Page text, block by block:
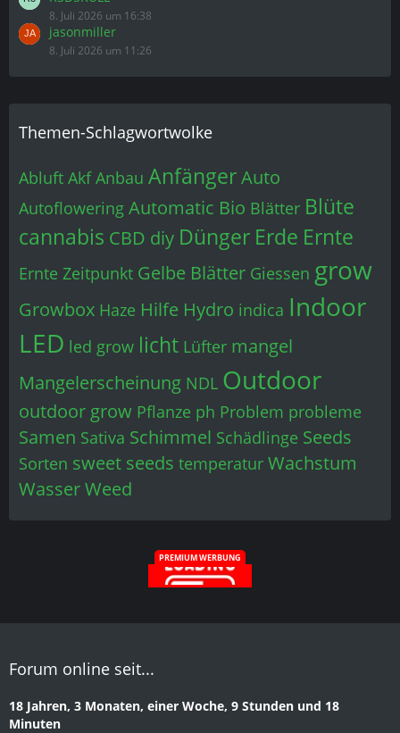
8. Juli 2026 um 16:38
jasonmiller
8. Juli 2026 um 11:26
Themen-Schlagwortwolke
Abluft Akf Anbau AnfängerAuto
Autoflowering Automatic Bio Blätter Blüte
cannabis CBD diy Dünger Erde Ernte
Ernte Zeitpunkt Gelbe Blätter Giessen grow
Growbox Haze Hilfe Hydro indica Indoor
LED led grow licht Lüfter mangel
Mangelerscheinung NDL Outdoor
outdoor grow Pflanze ph Problem probleme
Samen Sativa Schimmel Schädlinge Seeds
Sorten sweet seeds temperatur Wachstum
WasserWeed
PREMIUM WERBUNG
Forum online seit...
18 Jahren, 3 Monaten, einer Woche, 9 Stunden und 18
Minuten